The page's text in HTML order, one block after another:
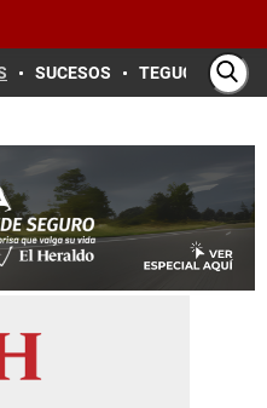
SUCESOS TEGUCIGALPA